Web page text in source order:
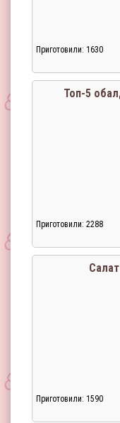
Приготовили: 1630
Топ-5
Приготовили: 2288
Приготовили: 1590